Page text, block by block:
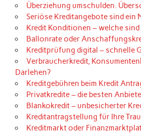
Überziehung umschulden.
Seriöse Kreditangebote sind ein
Kredit Konditionen – welche sind
Ballonrate oder
Kreditprüfung digital – schnelle
Verbraucherkredit,
Darlehen?
Kreditgebühren beim Kredit
Privatkredite – die besten
Blankokredit – unbesicherter
Kreditantragstellung für Ihre
Kreditmarkt oder